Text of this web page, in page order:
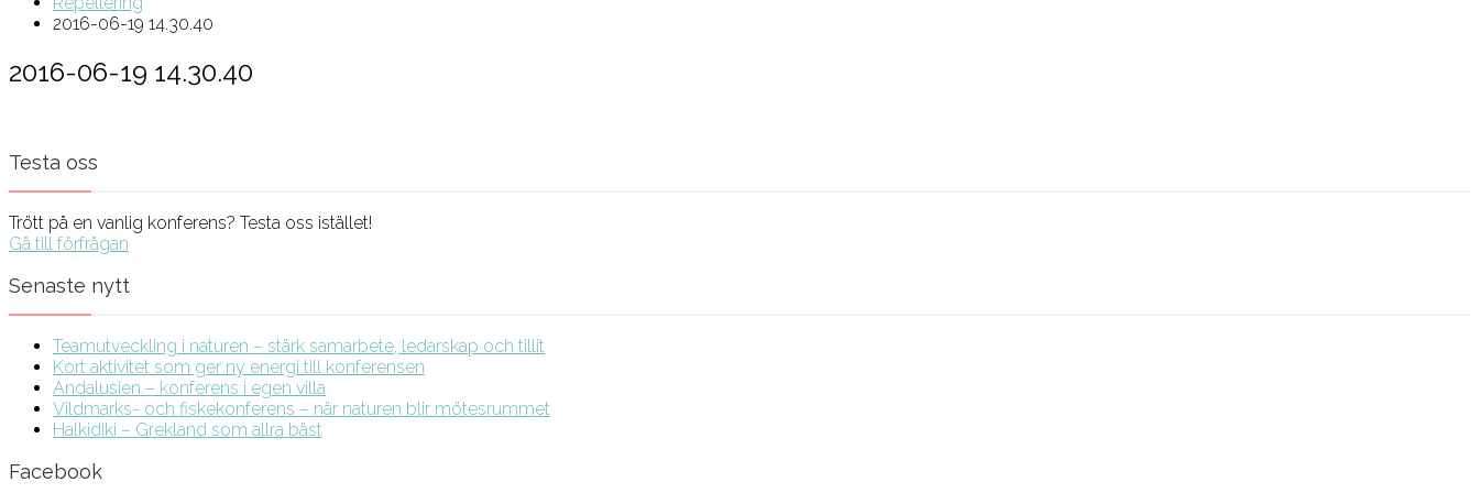
2016-06-19 14.30.40
2016-06-19 14.30.40
Testa oss
Trött på en vanlig konferens? Testa oss istället!
Gå till förfrågan
Senaste nytt
Teamutveckling i naturen – stärk samarbete, ledarskap och tillit
Kort aktivitet som ger ny energi till konferensen
Andalusien – konferens i egen villa
Vildmarks- och fiskekonferens – när naturen blir mötesrummet
Halkidiki – Grekland som allra bäst
Facebook